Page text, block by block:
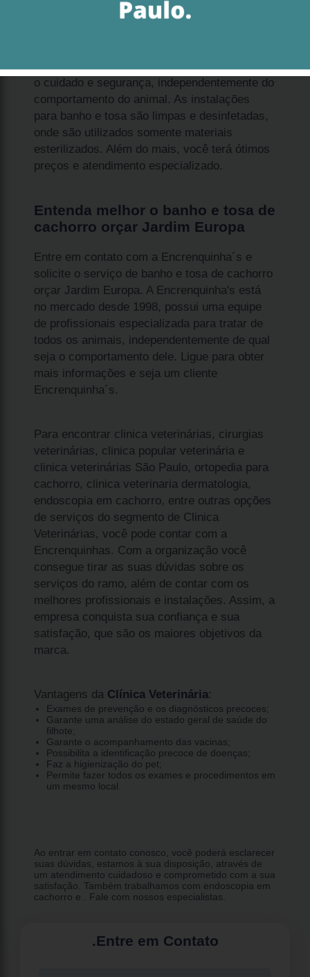
o cuidado e segurança, independentemente do
comportamento do animal. As instalações
para banho e tosa são limpas e desinfetadas,
onde são utilizados somente materiais
esterilizados. Além do mais, você terá ótimos
preços e atendimento especializado.
Entenda melhor o banho e tosa de
cachorro orçar Jardim Europa
Entre em contato com a Encrenquinha´s e
solicite o serviço de banho e tosa de cachorro
orçar Jardim Europa. A Encrenquinha's está
no mercado desde 1998, possui uma equipe
de profissionais especializada para tratar de
todos os animais, independentemente de qual
seja o comportamento dele. Ligue para obter
mais informações e seja um cliente
Encrenquinha´s.
Para encontrar clinica veterinárias, cirurgias
veterinárias, clinica popular veterinária e
clinica veterinárias São Paulo, ortopedia para
cachorro, clinica veterinaria dermatologia,
endoscopia em cachorro, entre outras opções
de serviços do segmento de Clinica
Veterinárias, você pode contar com a
Encrenquinhas. Com a organização você
consegue tirar as suas dúvidas sobre os
serviços do ramo, além de contar com os
melhores profissionais e instalações. Assim, a
empresa conquista sua confiança e sua
satisfação, que são os maiores objetivos da
marca.
Vantagens da Clínica Veterinária:
Exames de prevenção e os diagnósticos precoces;
Garante uma análise do estado geral de saúde do
filhote;
Garante o acompanhamento das vacinas;
Possibilita a identificação precoce de doenças;
Faz a higienização do pet;
Permite fazer todos os exames e procedimentos em
um mesmo local.
Ao entrar em contato conosco, você poderá esclarecer
suas dúvidas, estamos à sua disposição, através de
um atendimento cuidadoso e comprometido com a sua
satisfação. Também trabalhamos com endoscopia em
cachorro e . Fale com nossos especialistas.
.Entre em Contato